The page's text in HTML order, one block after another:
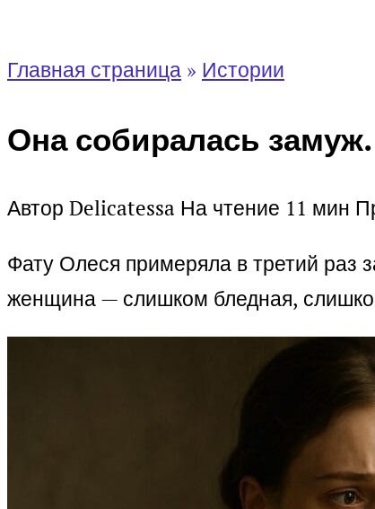
Главная страница » Истории
Она собиралась
Автор Delicatessa На чтение 11 мин
Фату Олеся примеряла в третий раз
женщина — слишком бледная,